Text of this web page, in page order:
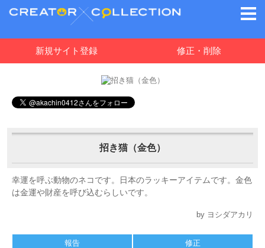
新規サイト登録 修正・削除
招き猫（金色）
幸運を呼ぶ動物のネコです。日本のラッキーアイテムです。金色
は金運や財産を呼び込むらしいです。
by ヨシダアカリ
報告 修正